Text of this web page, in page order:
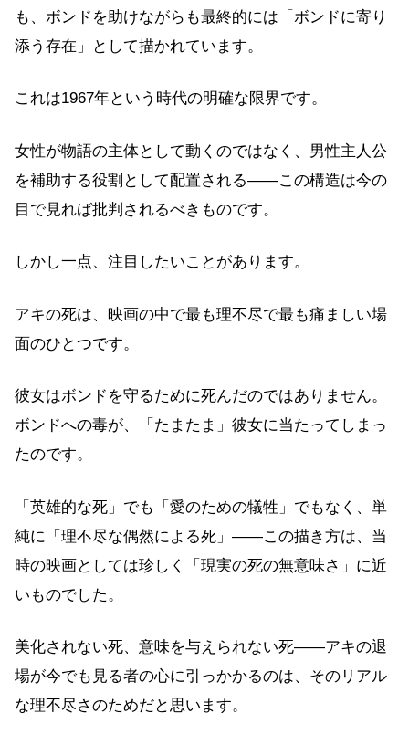
も、ボンドを助けながらも最終的には「ボンドに寄り
添う存在」として描かれています。
これは1967年という時代の明確な限界です。
女性が物語の主体として動くのではなく、男性主人公
を補助する役割として配置される——この構造は今の
目で見れば批判されるべきものです。
しかし一点、注目したいことがあります。
アキの死は、映画の中で最も理不尽で最も痛ましい場
面のひとつです。
彼女はボンドを守るために死んだのではありません。
ボンドへの毒が、「たまたま」彼女に当たってしまっ
たのです。
「英雄的な死」でも「愛のための犠牲」でもなく、単
純に「理不尽な偶然による死」——この描き方は、当
時の映画としては珍しく「現実の死の無意味さ」に近
いものでした。
美化されない死、意味を与えられない死——アキの退
場が今でも見る者の心に引っかかるのは、そのリアル
な理不尽さのためだと思います。